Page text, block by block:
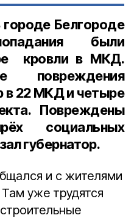
Белгороде
были
кровли в МКД.
повреждения
в 22 МКД и четыре
Повреждены
социальных
губернатор.
и с жителями
уже трудятся